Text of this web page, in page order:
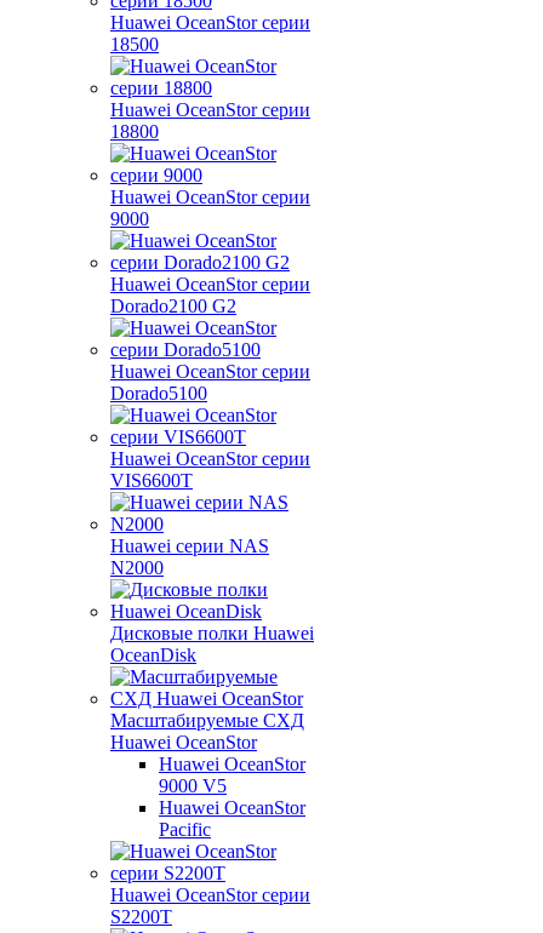
Huawei OceanStor серии
18500
Huawei OceanStor серии
18800
Huawei OceanStor серии
9000
Huawei OceanStor серии
Dorado2100 G2
Huawei OceanStor серии
Dorado5100
Huawei OceanStor серии
VIS6600T
Huawei серии NAS
N2000
Дисковые полки Huawei
OceanDisk
Масштабируемые СХД
Huawei OceanStor
Huawei OceanStor
9000 V5
Huawei OceanStor
Pacific
Huawei OceanStor серии
S2200T